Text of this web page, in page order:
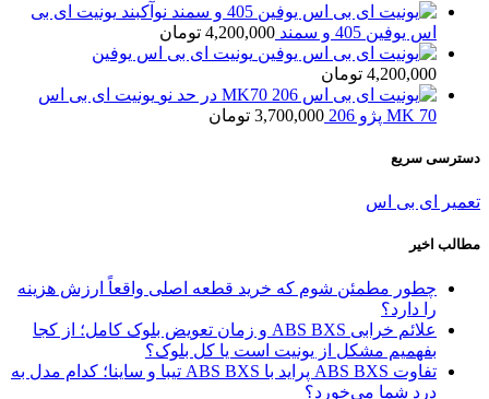
یونیت ای بی
اس یوفین 405 و سمند
4,200,000 تومان
یونیت ای بی اس یوفین
4,200,000 تومان
یونیت ای بی اس
MK 70 پژو 206
3,700,000 تومان
دسترسی سریع
تعمیر ای بی اس
مطالب اخیر
چطور مطمئن شوم که خرید قطعه اصلی واقعاً ارزش هزینه
را دارد؟
علائم خرابی ABS BXS و زمان تعویض بلوک کامل؛ از کجا
بفهمیم مشکل از یونیت است یا کل بلوک؟
تفاوت ABS BXS پراید با ABS BXS تیبا و ساینا؛ کدام مدل به
درد شما می‌خورد؟